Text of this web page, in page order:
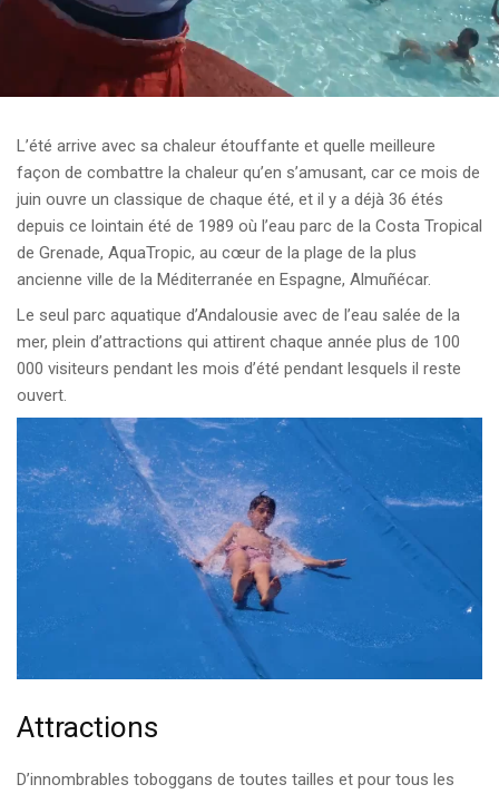
L’été arrive avec sa chaleur étouffante et quelle meilleure
façon de combattre la chaleur qu’en s’amusant, car ce mois de
juin ouvre un classique de chaque été, et il y a déjà 36 étés
depuis ce lointain été de 1989 où l’eau parc de la Costa Tropical
de Grenade, AquaTropic, au cœur de la plage de la plus
ancienne ville de la Méditerranée en Espagne, Almuñécar.
Le seul parc aquatique d’Andalousie avec de l’eau salée de la
mer, plein d’attractions qui attirent chaque année plus de 100
000 visiteurs pendant les mois d’été pendant lesquels il reste
ouvert.
Attractions
D’innombrables toboggans de toutes tailles et pour tous les